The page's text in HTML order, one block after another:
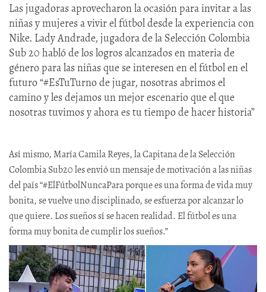
Las jugadoras aprovecharon la ocasión para invitar a las
niñas y mujeres a vivir el fútbol desde la experiencia con
Nike. Lady Andrade, jugadora de la Selección Colombia
Sub 20 habló de los logros alcanzados en materia de
género para las niñas que se interesen en el fútbol en el
futuro “#EsTuTurno de jugar, nosotras abrimos el
camino y les dejamos un mejor escenario que el que
nosotras tuvimos y ahora es tu tiempo de hacer historia”
Así mismo, María Camila Reyes, la Capitana de la Selección
Colombia Sub20 les envió un mensaje de motivación a las niñas
del país “#ElFútbolNuncaPara porque es una forma de vida muy
bonita, se vuelve uno disciplinado, se esfuerza por alcanzar lo
que quiere. Los sueños sí se hacen realidad. El fútbol es una
forma muy bonita de cumplir los sueños.”